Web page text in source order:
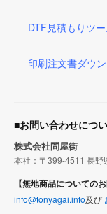
DTF見積もりツ
印刷注文書ダウ
■お問い合わせにつ
株式会社問屋街
本社：〒399-4511 長野
【無地商品についての
info@tonyagai.info及び